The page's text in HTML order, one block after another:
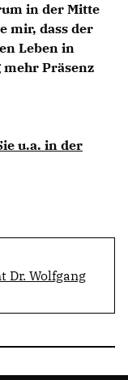
in der Mitte
mir, dass der
Leben in
Präsenz
u.a. in der
Wolfgang